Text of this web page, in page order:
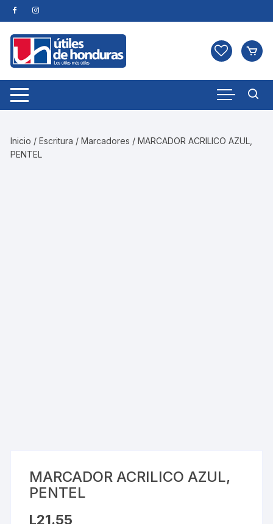
Skip
to
content
Inicio /Escritura /Marcadores / MARCADOR ACRILICO AZUL,
PENTEL
MARCADOR ACRILICO AZUL,
PENTEL
L21.55